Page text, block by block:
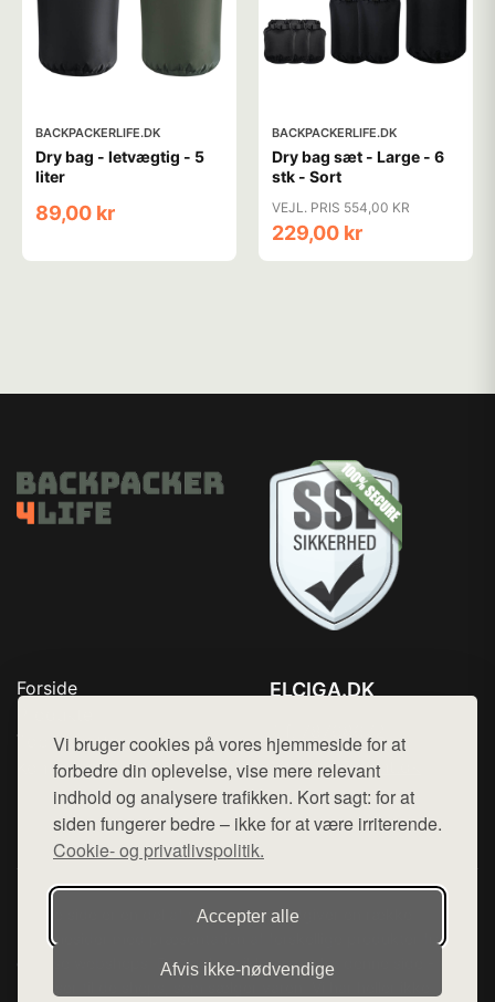
Vi bruger cookies på vores hjemmeside for at
forbedre din oplevelse, vise mere relevant
indhold og analysere trafikken. Kort sagt: for at
siden fungerer bedre – ikke for at være irriterende.
Cookie- og privatlivspolitik.
Accepter alle
Afvis ikke‑nødvendige
BACKPACKERLIFE.DK
Dry bag - letvægtig - 5
liter
89,00 kr
BACKPACKERLIFE.DK
Dry bag sæt - Large - 6
stk - Sort
VEJL. PRIS 554,00 KR
229,00 kr
Forside
Top Rabatter
Kontakt
ELCIGA.DK
Mail: hej@want.dk
Cookie- og privatlivspolitik
Denne side er en del af want.dk, der udgiver en række
hjemmesider med præsentation af forskellige produkter fra
diverse webshops. Der sælges ikke varer fra denne side - vi
henviser til de shops, som sælger varen. Vi har heller ikke